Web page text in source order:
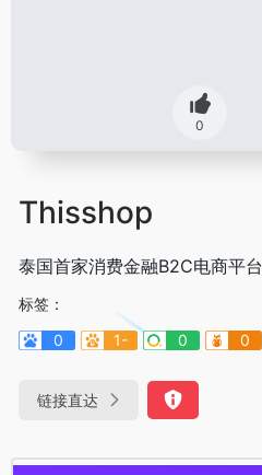
0
Thisshop
泰国首家消费金融B2C电商平台
标签：
0
1- 0 0
链接直达